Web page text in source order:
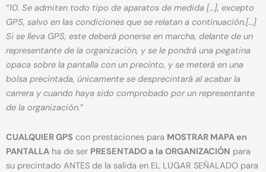
“10. Se admiten todo tipo de aparatos de medida […], excepto
GPS, salvo en las condiciones que se relatan a continuación.[…]
Si se lleva GPS, este deberá ponerse en marcha, delante de un
representante de la organización, y se le pondrá una pegatina
opaca sobre la pantalla con un precinto, y se meterá en una
bolsa precintada, únicamente se desprecintará al acabar la
carrera y cuando haya sido comprobado por un representante
de la organización.”
CUALQUIER GPS con prestaciones para MOSTRAR MAPA en
PANTALLA ha de ser PRESENTADO a la ORGANIZACIÓN para
su precintado ANTES de la salida en EL LUGAR SEÑALADO para